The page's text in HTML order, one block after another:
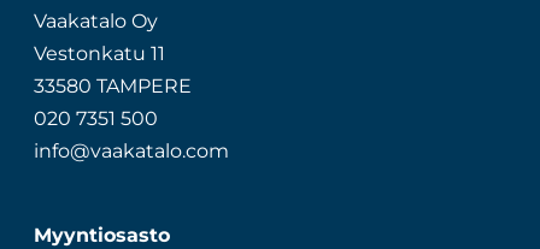
Vaakatalo Oy
Vestonkatu 11
33580 TAMPERE
020 7351 500
info@vaakatalo.com
Myyntiosasto